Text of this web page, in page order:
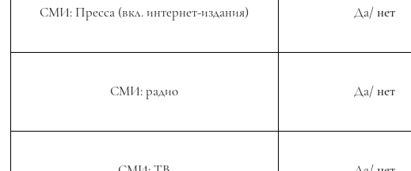
СМИ: Пресса (вкл. интернет-издания) Да/ нет
СМИ: радио Да/ нет